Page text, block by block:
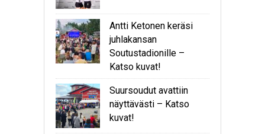
Antti Ketonen keräsi
juhlakansan
Soutustadionille –
Katso kuvat!
Suursoudut avattiin
näyttävästi – Katso
kuvat!